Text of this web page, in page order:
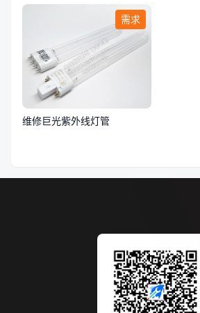
需求
维修巨光紫外线灯管